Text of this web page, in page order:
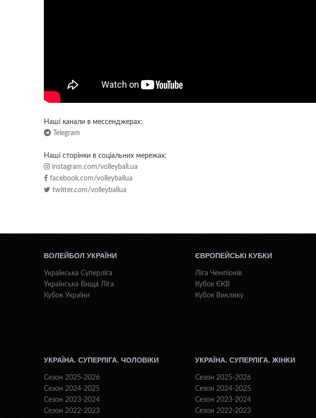
Наші канали в мессенджерах:
Telegram
Наші сторінки в соціальних мережах:
instagram.com/volleyball.ua
facebook.com/volleyballua
twitter.com/volleyballua
ВОЛЕЙБОЛ УКРАЇНИ
Українська Суперліга
Українська Вища Ліга
Кубок України
ЄВРОПЕЙСЬКІ КУБКИ
Ліга Чемпіонів
Кубок ЄКВ
Кубок Виклику
УКРАЇНА. СУПЕРЛІГА. ЧОЛОВІКИ
Сезон 2025-2026
Сезон 2024-2025
Сезон 2023-2024
Сезон 2022-2023
УКРАЇНА. СУПЕРЛІГА. ЖІНКИ
Сезон 2025-2026
Сезон 2024-2025
Сезон 2023-2024
Сезон 2022-2023